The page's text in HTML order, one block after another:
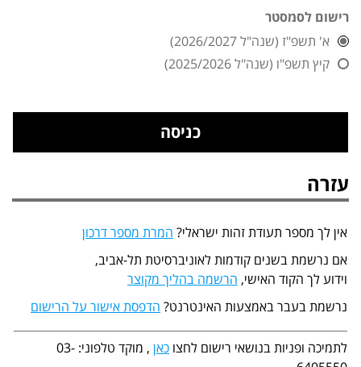
רישום לסמסטר
א' תשפ"ז (שנה"ל 2026/2027)
קיץ תשפ"ו (שנה"ל 2025/2026)
עזרה
אין לך מספר תעודת זהות ישראלי? המרת מספר דרכון
אם נרשמת בשנים קודמות לאוניברסיטת תל-אביב,
וידוע לך הקוד האישי, הרשמה בהליך מקוצר
נרשמת בעבר באמצעות האינטרנט? הדפסת אישור על הרישום
לתמיכה ופניות בנושאי רישום לחצו כאן
, מוקד טלפוני: 03-